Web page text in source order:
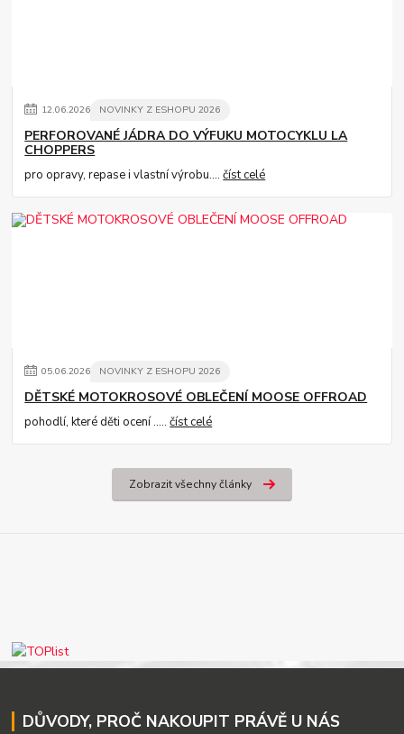
12.06.2026 NOVINKY Z ESHOPU 2026
PERFOROVANÉ JÁDRA DO VÝFUKU MOTOCYKLU LA
CHOPPERS
pro opravy, repase i vlastní výrobu....číst celé
05.06.2026 NOVINKY Z ESHOPU 2026
DĚTSKÉ MOTOKROSOVÉ OBLEČENÍ MOOSE OFFROAD
pohodlí, které děti ocení .....číst celé
Zobrazit všechny články
DŮVODY, PROČ NAKOUPIT PRÁVĚ U NÁS